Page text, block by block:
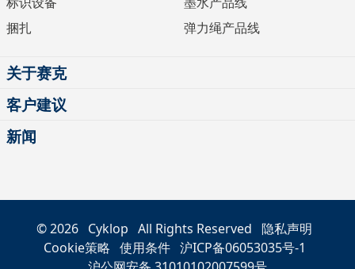
捆扎
弹力绳产品线
关于赛克
客户建议
新闻
© 2026 Cyklop All Rights Reserved 隐私声明
Cookie策略 使用条件 沪ICP备06053035号-1